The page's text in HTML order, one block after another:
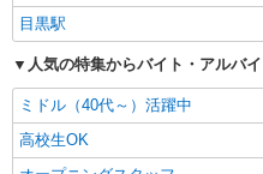
目黒駅
人気の特集からバイト・アルバ
ミドル（40代～）活躍中
高校生OK